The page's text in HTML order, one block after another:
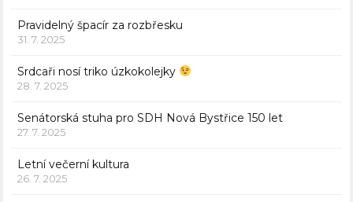
Pravidelný špacír za rozbřesku
31. 7. 2025
Srdcaři nosí triko úzkokolejky
28. 7. 2025
Senátorská stuha pro SDH Nová Bystřice 150 let
27. 7. 2025
Letní večerní kultura
26. 7. 2025